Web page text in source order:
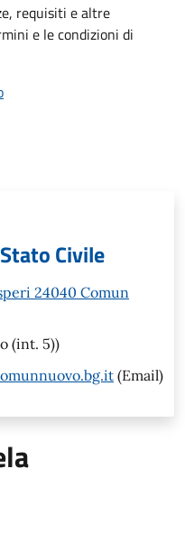
requisiti e altre
e le condizioni di
Civile
24040 Comun
(int. 5))
(Email)